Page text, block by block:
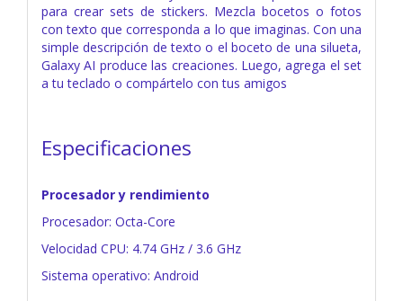
para crear sets de stickers. Mezcla bocetos o fotos
con texto que corresponda a lo que imaginas. Con una
simple descripción de texto o el boceto de una silueta,
Galaxy AI produce las creaciones. Luego, agrega el set
a tu teclado o compártelo con tus amigos
Especificaciones
Procesador y rendimiento
Procesador: Octa-Core
Velocidad CPU: 4.74 GHz / 3.6 GHz
Sistema operativo: Android